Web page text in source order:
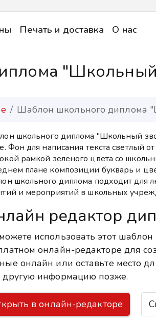
Печать и доставка О нас
Шаблон школьного диплома
школьного диплома "Школьный
Фон для написания текста светлый
рамкой зеленого цвета со
плане композиции букварь и
школьного диплома подходит
и мероприятий в школьных
редактор
использовать этот
онлайн-редакторе для
онлайн или оставьте место
другую информацию позже.
в онлайн-редакторе